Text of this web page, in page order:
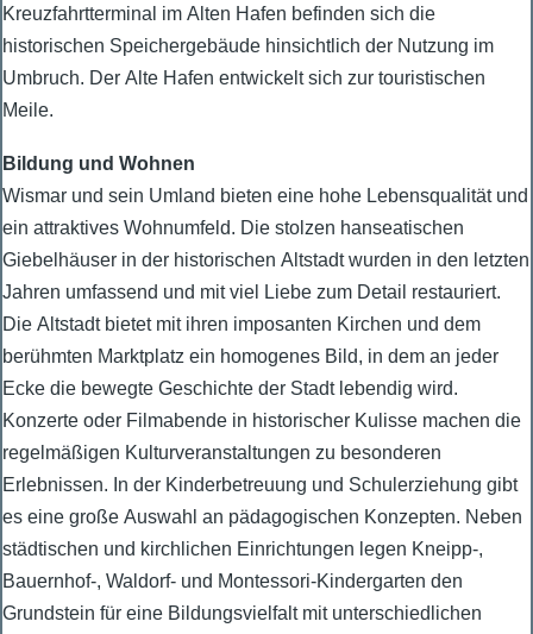
Kreuzfahrtterminal im Alten Hafen befinden sich die
historischen Speichergebäude hinsichtlich der Nutzung im
Umbruch. Der Alte Hafen entwickelt sich zur touristischen
Meile.
Bildung und Wohnen
Wismar und sein Umland bieten eine hohe Lebensqualität und
ein attraktives Wohnumfeld. Die stolzen hanseatischen
Giebelhäuser in der historischen Altstadt wurden in den letzten
Jahren umfassend und mit viel Liebe zum Detail restauriert.
Die Altstadt bietet mit ihren imposanten Kirchen und dem
berühmten Marktplatz ein homogenes Bild, in dem an jeder
Ecke die bewegte Geschichte der Stadt lebendig wird.
Konzerte oder Filmabende in historischer Kulisse machen die
regelmäßigen Kulturveranstaltungen zu besonderen
Erlebnissen. In der Kinderbetreuung und Schulerziehung gibt
es eine große Auswahl an pädagogischen Konzepten. Neben
städtischen und kirchlichen Einrichtungen legen Kneipp-,
Bauernhof-, Waldorf- und Montessori-Kindergarten den
Grundstein für eine Bildungsvielfalt mit unterschiedlichen